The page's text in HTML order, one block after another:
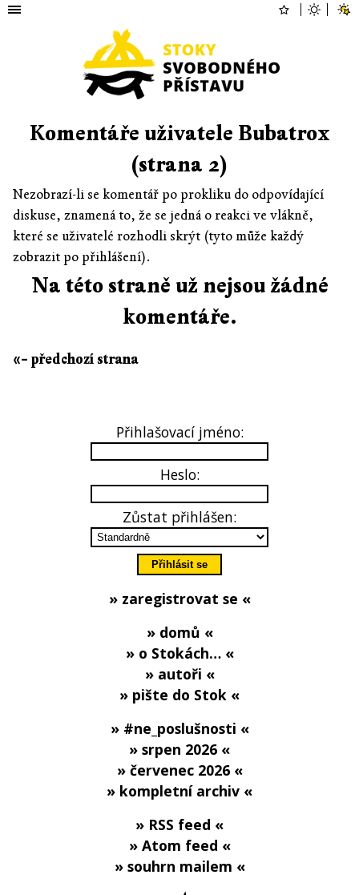
Komentáře uživatele Bubatrox
(strana 2)
Nezobrazí-li se komentář po prokliku do odpovídající
diskuse, znamená to, že se jedná o reakci ve vlákně,
které se uživatelé rozhodli skrýt (tyto může každý
zobrazit po přihlášení).
Na této straně už nejsou žádné
komentáře.
«– předchozí strana
Přihlašovací jméno:
Heslo:
Zůstat přihlášen:
» zaregistrovat se «
» domů «
» o Stokách… «
» autoři «
» pište do Stok «
» #ne_poslušnosti «
» srpen 2026 «
» červenec 2026 «
» kompletní archiv «
» RSS feed «
» Atom feed «
» souhrn mailem «